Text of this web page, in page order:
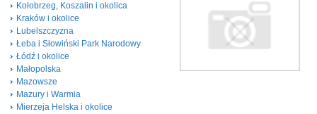
Kołobrzeg, Koszalin i okolica
Kraków i okolice
Lubelszczyzna
Łeba i Słowiński Park Narodowy
Łódź i okolice
Małopolska
Mazowsze
Mazury i Warmia
Mierzeja Helska i okolice